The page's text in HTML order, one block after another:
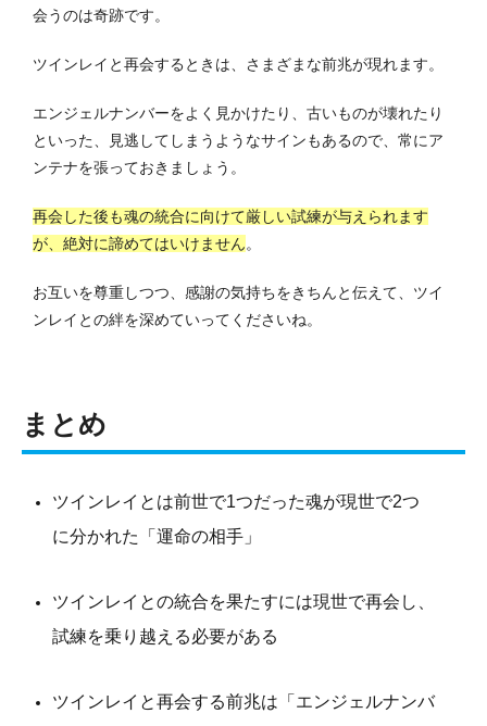
会うのは奇跡です。
ツインレイと再会するときは、さまざまな前兆が現れます。
エンジェルナンバーをよく見かけたり、古いものが壊れたり
といった、見逃してしまうようなサインもあるので、常にア
ンテナを張っておきましょう。
再会した後も魂の統合に向けて厳しい試練が与えられます
が、絶対に諦めてはいけません。
お互いを尊重しつつ、感謝の気持ちをきちんと伝えて、ツイ
ンレイとの絆を深めていってくださいね。
まとめ
ツインレイとは前世で1つだった魂が現世で2つ
に分かれた「運命の相手」
ツインレイとの統合を果たすには現世で再会し、
試練を乗り越える必要がある
ツインレイと再会する前兆は「エンジェルナンバ